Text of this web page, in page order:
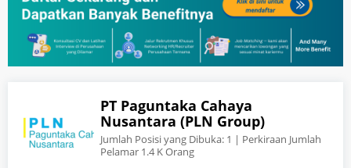
PT Paguntaka Cahaya
Nusantara (PLN Group)
Jumlah Posisi yang Dibuka: 1 | Perkiraan Jumlah
Pelamar 1.4 K Orang